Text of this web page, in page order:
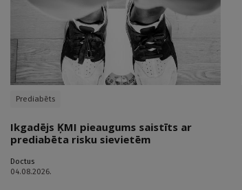
Prediabēts
Ikgadējs ĶMI pieaugums saistīts ar
prediabēta risku sievietēm
Doctus
04.08.2026.